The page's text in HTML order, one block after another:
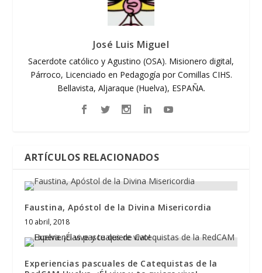
José Luis Miguel
Sacerdote católico y Agustino (OSA). Misionero digital,
Párroco, Licenciado en Pedagogía por Comillas CIHS.
Bellavista, Aljaraque (Huelva), ESPAÑA.
ARTÍCULOS RELACIONADOS
Faustina, Apóstol de la Divina Misericordia
10 abril, 2018
Experiencias pascuales de Catequistas de la